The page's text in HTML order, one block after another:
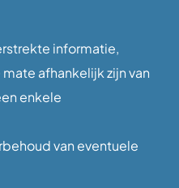
informatie,
afhankelijk zijn van
enkele
van eventuele